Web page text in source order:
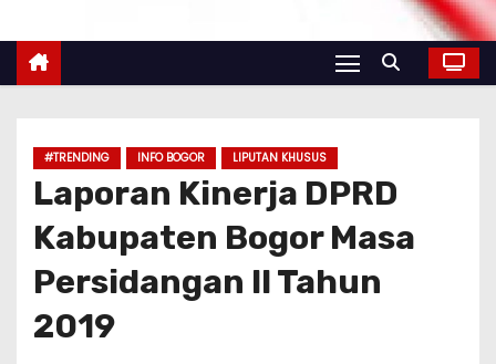
#TRENDING INFO BOGOR LIPUTAN KHUSUS
Laporan Kinerja DPRD
Kabupaten Bogor Masa
Persidangan II Tahun
2019